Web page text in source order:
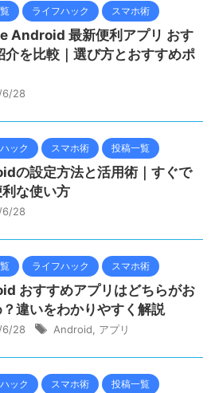
ライフハック スマホ術
Android 最新便利アプリ おす
介を比較｜選び方とおすすめポ
6/28
ック スマホ術 投稿一覧
の設定方法と活用術｜すぐで
な使い方
6/28
ライフハック スマホ術
おすすめアプリはどちらがお
違いをわかりやすく解説
6/28 Android アプリ
ック スマホ術 投稿一覧